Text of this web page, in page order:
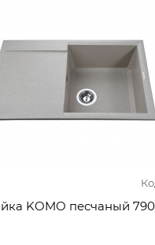
KOMO песчаный